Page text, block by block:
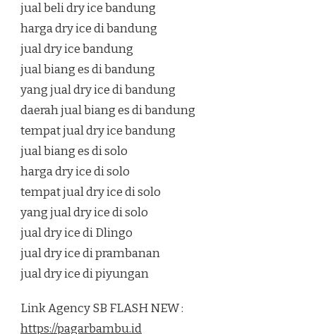
jual beli dry ice bandung
harga dry ice di bandung
jual dry ice bandung
jual biang es di bandung
yang jual dry ice di bandung
daerah jual biang es di bandung
tempat jual dry ice bandung
jual biang es di solo
harga dry ice di solo
tempat jual dry ice di solo
yang jual dry ice di solo
jual dry ice di Dlingo
jual dry ice di prambanan
jual dry ice di piyungan
Link Agency SB FLASH NEW :
https://pagarbambu.id